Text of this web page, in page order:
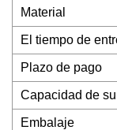
Material
El tiempo de
Plazo de pago
Capacidad de
Embalaje